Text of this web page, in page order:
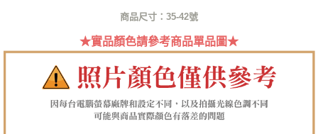
※ 請注意：結帳手續完成當下不需立刻繳費，但若您需要取消訂單，請聯絡
後付繳納相關費用。
※ 交易是否成功請以「AFTEE先享後付 」之結帳頁面顯示為準，若有關於
是否繳費成功／繳費後需取消欲退款等相關疑問，請聯繫「AFTEE先享後付
客戶支援中心」
https://netprotections.freshdesk.com/support/home
【注意事項】
１．透過由恩沛科技股份有限公司提供之「AFTEE先享後付」服務完成之交
付款後7-11取貨
每筆NT$60，滿NT$1,380(含以上)免運費
每筆NT$100，滿NT$1,380(含以上)免運費
商品尺寸：35-42號
★實品顏色請參考商品單品圖★